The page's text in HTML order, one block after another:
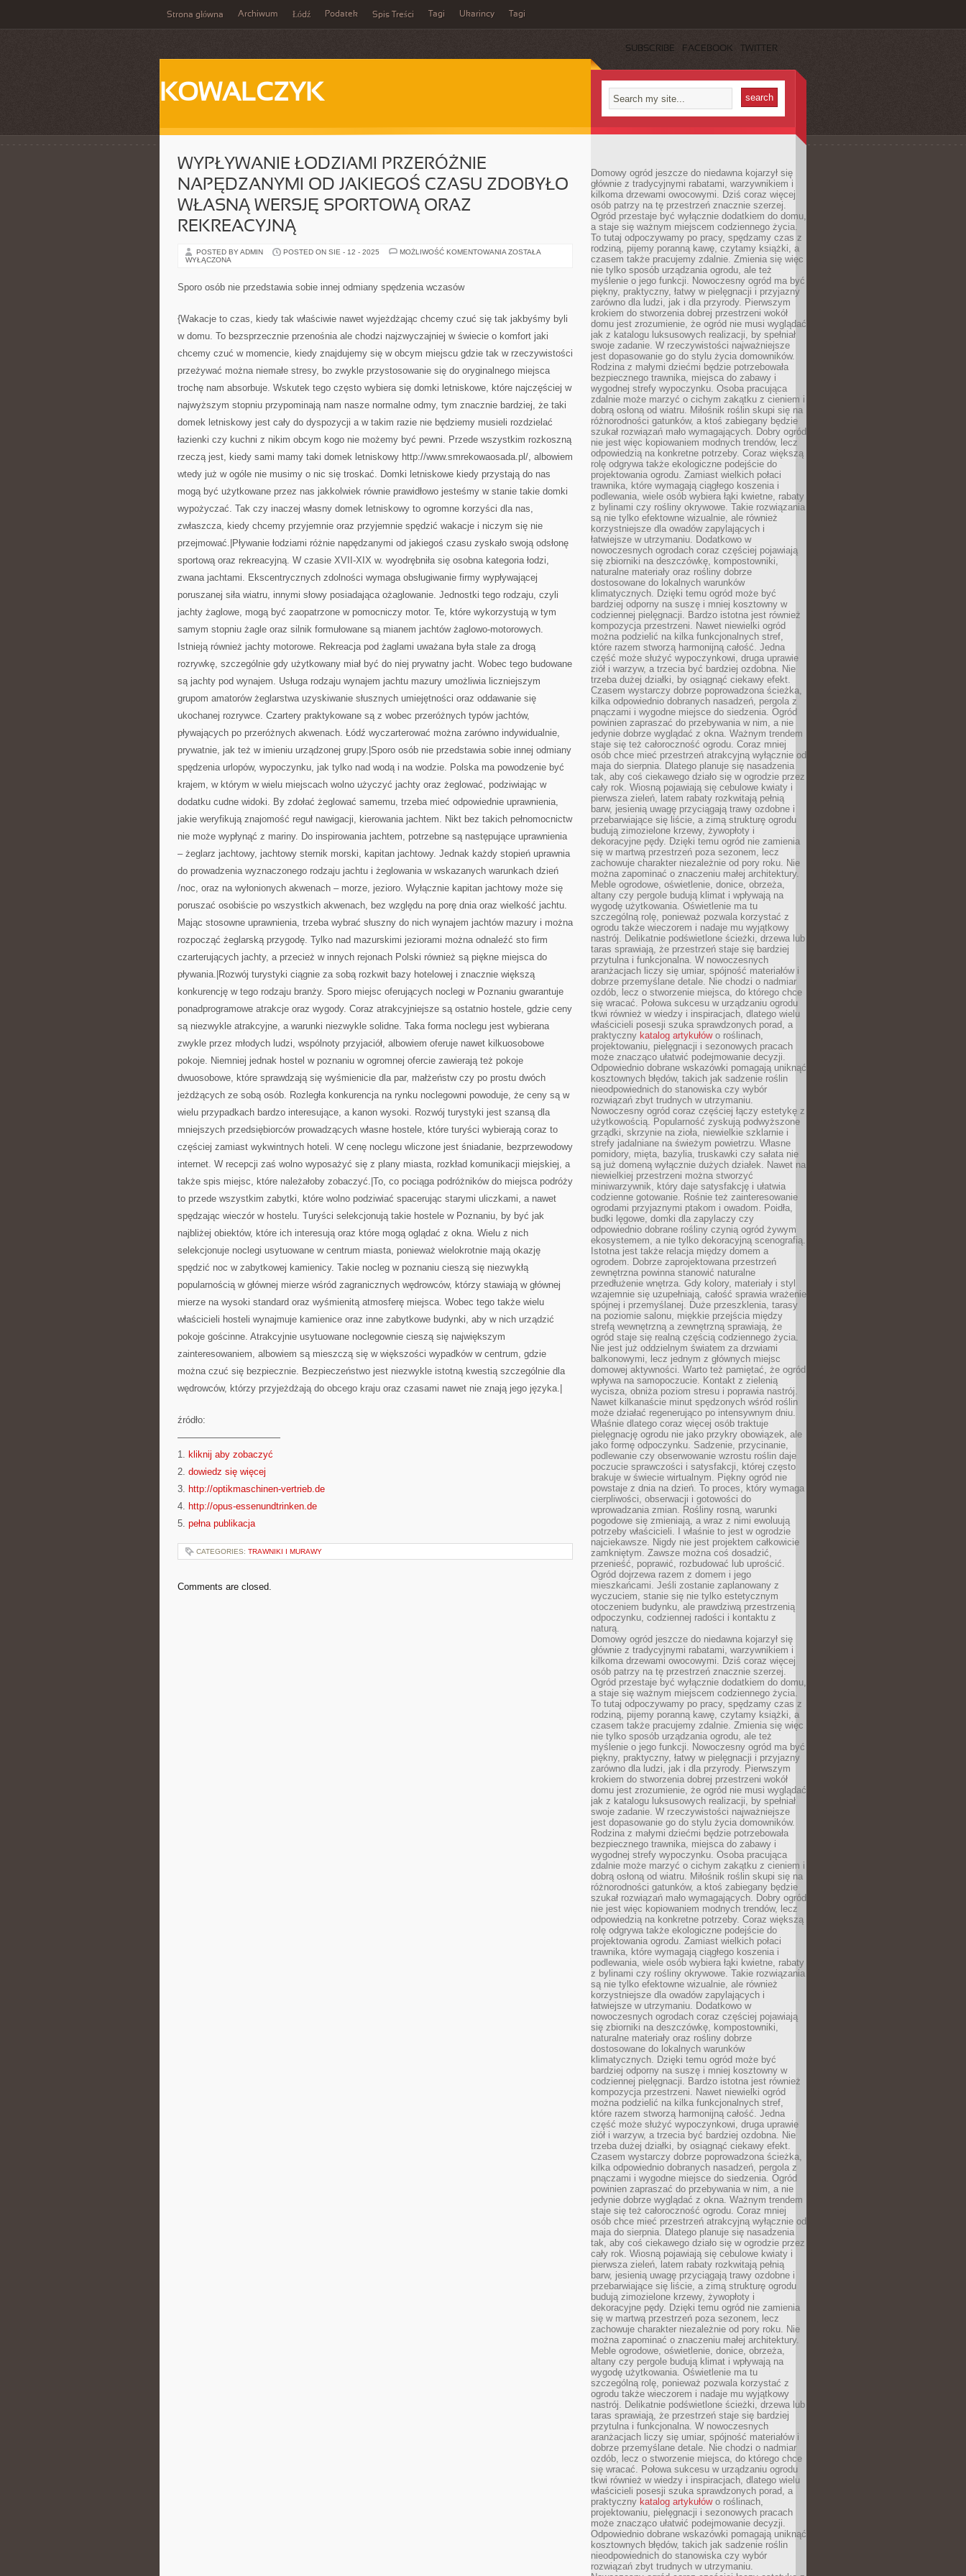
Strona główna Archiwum Łódź Podatek Spis Treści Tagi Ukarincy Tagi
SUBSCRIBE FACEBOOK TWITTER
KOWALCZYK
WYPŁYWANIE ŁODZIAMI PRZERÓŻNIE
NAPĘDZANYMI OD JAKIEGOŚ CZASU ZDOBYŁO
WŁASNĄ WERSJĘ SPORTOWĄ ORAZ
REKREACYJNĄ
POSTED BY ADMIN POSTED ON SIE - 12 - 2025 MOŻLIWOŚĆ KOMENTOWANIA WYPŁYWANIE
WŁASNĄ
WERSJĘ
ORAZ
ZOSTAŁA
WYŁĄCZONA
Sporo osób nie przedstawia sobie innej odmiany spędzenia wczasów
{Wakacje to czas, kiedy tak właściwie nawet wyjeżdżając chcemy czuć się tak jakbyśmy byli
w domu. To bezsprzecznie przenośnia ale chodzi najzwyczajniej w świecie o komfort jaki
chcemy czuć w momencie, kiedy znajdujemy się w obcym miejscu gdzie tak w rzeczywistości
przeżywać można niemałe stresy, bo zwykle przystosowanie się do oryginalnego miejsca
trochę nam absorbuje. Wskutek tego często wybiera się domki letniskowe, które najczęściej w
najwyższym stopniu przypominają nam nasze normalne odmy, tym znacznie bardziej, że taki
domek letniskowy jest cały do dyspozycji a w takim razie nie będziemy musieli rozdzielać
łazienki czy kuchni z nikim obcym kogo nie możemy być pewni. Przede wszystkim rozkoszną
rzeczą jest, kiedy sami mamy taki domek letniskowy http://www.smrekowaosada.pl/, albowiem
wtedy już w ogóle nie musimy o nic się troskać. Domki letniskowe kiedy przystają do nas
mogą być użytkowane przez nas jakkolwiek równie prawidłowo jesteśmy w stanie takie domki
wypożyczać. Tak czy inaczej własny domek letniskowy to ogromne korzyści dla nas,
zwłaszcza, kiedy chcemy przyjemnie oraz przyjemnie spędzić wakacje i niczym się nie
przejmować.|Pływanie łodziami różnie napędzanymi od jakiegoś czasu zyskało swoją odsłonę
sportową oraz rekreacyjną. W czasie XVII-XIX w. wyodrębniła się osobna kategoria łodzi,
zwana jachtami. Ekscentrycznych zdolności wymaga obsługiwanie firmy wypływającej
poruszanej siła wiatru, innymi słowy posiadająca ożaglowanie. Jednostki tego rodzaju, czyli
jachty żaglowe, mogą być zaopatrzone w pomocniczy motor. Te, które wykorzystują w tym
samym stopniu żagle oraz silnik formułowane są mianem jachtów żaglowo-motorowych.
Istnieją również jachty motorowe. Rekreacja pod żaglami uważana była stale za drogą
rozrywkę, szczególnie gdy użytkowany miał być do niej prywatny jacht. Wobec tego budowane
są jachty pod wynajem. Usługa rodzaju wynajem jachtu mazury umożliwia liczniejszym
grupom amatorów żeglarstwa uzyskiwanie słusznych umiejętności oraz oddawanie się
ukochanej rozrywce. Czartery praktykowane są z wobec przeróżnych typów jachtów,
pływających po przeróżnych akwenach. Łódź wyczarterować można zarówno indywidualnie,
prywatnie, jak też w imieniu urządzonej grupy.|Sporo osób nie przedstawia sobie innej odmiany
spędzenia urlopów, wypoczynku, jak tylko nad wodą i na wodzie. Polska ma powodzenie być
krajem, w którym w wielu miejscach wolno użyczyć jachty oraz żeglować, podziwiając w
dodatku cudne widoki. By zdołać żeglować samemu, trzeba mieć odpowiednie uprawnienia,
jakie weryfikują znajomość reguł nawigacji, kierowania jachtem. Nikt bez takich pełnomocnictw
nie może wypłynąć z mariny. Do inspirowania jachtem, potrzebne są następujące uprawnienia
– żeglarz jachtowy, jachtowy sternik morski, kapitan jachtowy. Jednak każdy stopień uprawnia
do prowadzenia wyznaczonego rodzaju jachtu i żeglowania w wskazanych warunkach dzień
/noc, oraz na wyłonionych akwenach – morze, jezioro. Wyłącznie kapitan jachtowy może się
poruszać osobiście po wszystkich akwenach, bez względu na porę dnia oraz wielkość jachtu.
Mając stosowne uprawnienia, trzeba wybrać słuszny do nich wynajem jachtów mazury i można
rozpocząć żeglarską przygodę. Tylko nad mazurskimi jeziorami można odnaleźć sto firm
czarterujących jachty, a przecież w innych rejonach Polski również są piękne miejsca do
pływania.|Rozwój turystyki ciągnie za sobą rozkwit bazy hotelowej i znacznie większą
konkurencję w tego rodzaju branży. Sporo miejsc oferujących noclegi w Poznaniu gwarantuje
ponadprogramowe atrakcje oraz wygody. Coraz atrakcyjniejsze są ostatnio hostele, gdzie ceny
są niezwykle atrakcyjne, a warunki niezwykle solidne. Taka forma noclegu jest wybierana
zwykle przez młodych ludzi, wspólnoty przyjaciół, albowiem oferuje nawet kilkuosobowe
pokoje. Niemniej jednak hostel w poznaniu w ogromnej ofercie zawierają też pokoje
dwuosobowe, które sprawdzają się wyśmienicie dla par, małżeństw czy po prostu dwóch
jeżdżących ze sobą osób. Rozległa konkurencja na rynku noclegowni powoduje, że ceny są w
wielu przypadkach bardzo interesujące, a kanon wysoki. Rozwój turystyki jest szansą dla
mniejszych przedsiębiorców prowadzących własne hostele, które turyści wybierają coraz to
częściej zamiast wykwintnych hoteli. W cenę noclegu wliczone jest śniadanie, bezprzewodowy
internet. W recepcji zaś wolno wyposażyć się z plany miasta, rozkład komunikacji miejskiej, a
także spis miejsc, które należałoby zobaczyć.|To, co pociąga podróżników do miejsca podróży
to przede wszystkim zabytki, które wolno podziwiać spacerując starymi uliczkami, a nawet
spędzając wieczór w hostelu. Turyści selekcjonują takie hostele w Poznaniu, by być jak
najbliżej obiektów, które ich interesują oraz które mogą oglądać z okna. Wielu z nich
selekcjonuje noclegi usytuowane w centrum miasta, ponieważ wielokrotnie mają okazję
spędzić noc w zabytkowej kamienicy. Takie nocleg w poznaniu cieszą się niezwykłą
popularnością w głównej mierze wśród zagranicznych wędrowców, którzy stawiają w głównej
mierze na wysoki standard oraz wyśmienitą atmosferę miejsca. Wobec tego także wielu
właścicieli hosteli wynajmuje kamienice oraz inne zabytkowe budynki, aby w nich urządzić
pokoje gościnne. Atrakcyjnie usytuowane noclegownie cieszą się największym
zainteresowaniem, albowiem są mieszczą się w większości wypadków w centrum, gdzie
można czuć się bezpiecznie. Bezpieczeństwo jest niezwykle istotną kwestią szczególnie dla
wędrowców, którzy przyjeżdżają do obcego kraju oraz czasami nawet nie znają jego języka.|
źródło:
———————————
1. kliknij aby zobaczyć
2. dowiedz się więcej
3. http://optikmaschinen-vertrieb.de
4. http://opus-essenundtrinken.de
5. pełna publikacja
CATEGORIES: TRAWNIKI I MURAWY
Comments are closed.
Domowy ogród jeszcze do niedawna kojarzył się
głównie z tradycyjnymi rabatami, warzywnikiem i
kilkoma drzewami owocowymi. Dziś coraz więcej
osób patrzy na tę przestrzeń znacznie szerzej.
Ogród przestaje być wyłącznie dodatkiem do domu,
a staje się ważnym miejscem codziennego życia.
To tutaj odpoczywamy po pracy, spędzamy czas z
rodziną, pijemy poranną kawę, czytamy książki, a
czasem także pracujemy zdalnie. Zmienia się więc
nie tylko sposób urządzania ogrodu, ale też
myślenie o jego funkcji. Nowoczesny ogród ma być
piękny, praktyczny, łatwy w pielęgnacji i przyjazny
zarówno dla ludzi, jak i dla przyrody. Pierwszym
krokiem do stworzenia dobrej przestrzeni wokół
domu jest zrozumienie, że ogród nie musi wyglądać
jak z katalogu luksusowych realizacji, by spełniał
swoje zadanie. W rzeczywistości najważniejsze
jest dopasowanie go do stylu życia domowników.
Rodzina z małymi dziećmi będzie potrzebowała
bezpiecznego trawnika, miejsca do zabawy i
wygodnej strefy wypoczynku. Osoba pracująca
zdalnie może marzyć o cichym zakątku z cieniem i
dobrą osłoną od wiatru. Miłośnik roślin skupi się na
różnorodności gatunków, a ktoś zabiegany będzie
szukał rozwiązań mało wymagających. Dobry ogród
nie jest więc kopiowaniem modnych trendów, lecz
odpowiedzią na konkretne potrzeby. Coraz większą
rolę odgrywa także ekologiczne podejście do
projektowania ogrodu. Zamiast wielkich połaci
trawnika, które wymagają ciągłego koszenia i
podlewania, wiele osób wybiera łąki kwietne, rabaty
z bylinami czy rośliny okrywowe. Takie rozwiązania
są nie tylko efektowne wizualnie, ale również
korzystniejsze dla owadów zapylających i
łatwiejsze w utrzymaniu. Dodatkowo w
nowoczesnych ogrodach coraz częściej pojawiają
się zbiorniki na deszczówkę, kompostowniki,
naturalne materiały oraz rośliny dobrze
dostosowane do lokalnych warunków
klimatycznych. Dzięki temu ogród może być
bardziej odporny na suszę i mniej kosztowny w
codziennej pielęgnacji. Bardzo istotna jest również
kompozycja przestrzeni. Nawet niewielki ogród
można podzielić na kilka funkcjonalnych stref,
które razem stworzą harmonijną całość. Jedna
część może służyć wypoczynkowi, druga uprawie
ziół i warzyw, a trzecia być bardziej ozdobna. Nie
trzeba dużej działki, by osiągnąć ciekawy efekt.
Czasem wystarczy dobrze poprowadzona ścieżka,
kilka odpowiednio dobranych nasadzeń, pergola z
pnączami i wygodne miejsce do siedzenia. Ogród
powinien zapraszać do przebywania w nim, a nie
jedynie dobrze wyglądać z okna. Ważnym trendem
staje się też całoroczność ogrodu. Coraz mniej
osób chce mieć przestrzeń atrakcyjną wyłącznie od
maja do sierpnia. Dlatego planuje się nasadzenia
tak, aby coś ciekawego działo się w ogrodzie przez
cały rok. Wiosną pojawiają się cebulowe kwiaty i
pierwsza zieleń, latem rabaty rozkwitają pełnią
barw, jesienią uwagę przyciągają trawy ozdobne i
przebarwiające się liście, a zimą strukturę ogrodu
budują zimozielone krzewy, żywopłoty i
dekoracyjne pędy. Dzięki temu ogród nie zamienia
się w martwą przestrzeń poza sezonem, lecz
zachowuje charakter niezależnie od pory roku. Nie
można zapominać o znaczeniu małej architektury.
Meble ogrodowe, oświetlenie, donice, obrzeża,
altany czy pergole budują klimat i wpływają na
wygodę użytkowania. Oświetlenie ma tu
szczególną rolę, ponieważ pozwala korzystać z
ogrodu także wieczorem i nadaje mu wyjątkowy
nastrój. Delikatnie podświetlone ścieżki, drzewa lub
taras sprawiają, że przestrzeń staje się bardziej
przytulna i funkcjonalna. W nowoczesnych
aranżacjach liczy się umiar, spójność materiałów i
dobrze przemyślane detale. Nie chodzi o nadmiar
ozdób, lecz o stworzenie miejsca, do którego chce
się wracać. Połowa sukcesu w urządzaniu ogrodu
tkwi również w wiedzy i inspiracjach, dlatego wielu
właścicieli posesji szuka sprawdzonych porad, a
praktyczny katalog artykułówo roślinach,
projektowaniu, pielęgnacji i sezonowych pracach
może znacząco ułatwić podejmowanie decyzji.
Odpowiednio dobrane wskazówki pomagają uniknąć
kosztownych błędów, takich jak sadzenie roślin
nieodpowiednich do stanowiska czy wybór
rozwiązań zbyt trudnych w utrzymaniu.
Nowoczesny ogród coraz częściej łączy estetykę z
użytkowością. Popularność zyskują podwyższone
grządki, skrzynie na zioła, niewielkie szklarnie i
strefy jadalniane na świeżym powietrzu. Własne
pomidory, mięta, bazylia, truskawki czy sałata nie
są już domeną wyłącznie dużych działek. Nawet na
niewielkiej przestrzeni można stworzyć
miniwarzywnik, który daje satysfakcję i ułatwia
codzienne gotowanie. Rośnie też zainteresowanie
ogrodami przyjaznymi ptakom i owadom. Poidła,
budki lęgowe, domki dla zapylaczy czy
odpowiednio dobrane rośliny czynią ogród żywym
ekosystemem, a nie tylko dekoracyjną scenografią.
Istotna jest także relacja między domem a
ogrodem. Dobrze zaprojektowana przestrzeń
zewnętrzna powinna stanowić naturalne
przedłużenie wnętrza. Gdy kolory, materiały i styl
wzajemnie się uzupełniają, całość sprawia wrażenie
spójnej i przemyślanej. Duże przeszklenia, tarasy
na poziomie salonu, miękkie przejścia między
strefą wewnętrzną a zewnętrzną sprawiają, że
ogród staje się realną częścią codziennego życia.
Nie jest już oddzielnym światem za drzwiami
balkonowymi, lecz jednym z głównych miejsc
domowej aktywności. Warto też pamiętać, że ogród
wpływa na samopoczucie. Kontakt z zielenią
wycisza, obniża poziom stresu i poprawia nastrój.
Nawet kilkanaście minut spędzonych wśród roślin
może działać regenerująco po intensywnym dniu.
Właśnie dlatego coraz więcej osób traktuje
pielęgnację ogrodu nie jako przykry obowiązek, ale
jako formę odpoczynku. Sadzenie, przycinanie,
podlewanie czy obserwowanie wzrostu roślin daje
poczucie sprawczości i satysfakcji, której często
brakuje w świecie wirtualnym. Piękny ogród nie
powstaje z dnia na dzień. To proces, który wymaga
cierpliwości, obserwacji i gotowości do
wprowadzania zmian. Rośliny rosną, warunki
pogodowe się zmieniają, a wraz z nimi ewoluują
potrzeby właścicieli. I właśnie to jest w ogrodzie
najciekawsze. Nigdy nie jest projektem całkowicie
zamkniętym. Zawsze można coś dosadzić,
przenieść, poprawić, rozbudować lub uprościć.
Ogród dojrzewa razem z domem i jego
mieszkańcami. Jeśli zostanie zaplanowany z
wyczuciem, stanie się nie tylko estetycznym
otoczeniem budynku, ale prawdziwą przestrzenią
odpoczynku, codziennej radości i kontaktu z
naturą.
Domowy ogród jeszcze do niedawna kojarzył się
głównie z tradycyjnymi rabatami, warzywnikiem i
kilkoma drzewami owocowymi. Dziś coraz więcej
osób patrzy na tę przestrzeń znacznie szerzej.
Ogród przestaje być wyłącznie dodatkiem do domu,
a staje się ważnym miejscem codziennego życia.
To tutaj odpoczywamy po pracy, spędzamy czas z
rodziną, pijemy poranną kawę, czytamy książki, a
czasem także pracujemy zdalnie. Zmienia się więc
nie tylko sposób urządzania ogrodu, ale też
myślenie o jego funkcji. Nowoczesny ogród ma być
piękny, praktyczny, łatwy w pielęgnacji i przyjazny
zarówno dla ludzi, jak i dla przyrody. Pierwszym
krokiem do stworzenia dobrej przestrzeni wokół
domu jest zrozumienie, że ogród nie musi wyglądać
jak z katalogu luksusowych realizacji, by spełniał
swoje zadanie. W rzeczywistości najważniejsze
jest dopasowanie go do stylu życia domowników.
Rodzina z małymi dziećmi będzie potrzebowała
bezpiecznego trawnika, miejsca do zabawy i
wygodnej strefy wypoczynku. Osoba pracująca
zdalnie może marzyć o cichym zakątku z cieniem i
dobrą osłoną od wiatru. Miłośnik roślin skupi się na
różnorodności gatunków, a ktoś zabiegany będzie
szukał rozwiązań mało wymagających. Dobry ogród
nie jest więc kopiowaniem modnych trendów, lecz
odpowiedzią na konkretne potrzeby. Coraz większą
rolę odgrywa także ekologiczne podejście do
projektowania ogrodu. Zamiast wielkich połaci
trawnika, które wymagają ciągłego koszenia i
podlewania, wiele osób wybiera łąki kwietne, rabaty
z bylinami czy rośliny okrywowe. Takie rozwiązania
są nie tylko efektowne wizualnie, ale również
korzystniejsze dla owadów zapylających i
łatwiejsze w utrzymaniu. Dodatkowo w
nowoczesnych ogrodach coraz częściej pojawiają
się zbiorniki na deszczówkę, kompostowniki,
naturalne materiały oraz rośliny dobrze
dostosowane do lokalnych warunków
klimatycznych. Dzięki temu ogród może być
bardziej odporny na suszę i mniej kosztowny w
codziennej pielęgnacji. Bardzo istotna jest również
kompozycja przestrzeni. Nawet niewielki ogród
można podzielić na kilka funkcjonalnych stref,
które razem stworzą harmonijną całość. Jedna
część może służyć wypoczynkowi, druga uprawie
ziół i warzyw, a trzecia być bardziej ozdobna. Nie
trzeba dużej działki, by osiągnąć ciekawy efekt.
Czasem wystarczy dobrze poprowadzona ścieżka,
kilka odpowiednio dobranych nasadzeń, pergola z
pnączami i wygodne miejsce do siedzenia. Ogród
powinien zapraszać do przebywania w nim, a nie
jedynie dobrze wyglądać z okna. Ważnym trendem
staje się też całoroczność ogrodu. Coraz mniej
osób chce mieć przestrzeń atrakcyjną wyłącznie od
maja do sierpnia. Dlatego planuje się nasadzenia
tak, aby coś ciekawego działo się w ogrodzie przez
cały rok. Wiosną pojawiają się cebulowe kwiaty i
pierwsza zieleń, latem rabaty rozkwitają pełnią
barw, jesienią uwagę przyciągają trawy ozdobne i
przebarwiające się liście, a zimą strukturę ogrodu
budują zimozielone krzewy, żywopłoty i
dekoracyjne pędy. Dzięki temu ogród nie zamienia
się w martwą przestrzeń poza sezonem, lecz
zachowuje charakter niezależnie od pory roku. Nie
można zapominać o znaczeniu małej architektury.
Meble ogrodowe, oświetlenie, donice, obrzeża,
altany czy pergole budują klimat i wpływają na
wygodę użytkowania. Oświetlenie ma tu
szczególną rolę, ponieważ pozwala korzystać z
ogrodu także wieczorem i nadaje mu wyjątkowy
nastrój. Delikatnie podświetlone ścieżki, drzewa lub
taras sprawiają, że przestrzeń staje się bardziej
przytulna i funkcjonalna. W nowoczesnych
aranżacjach liczy się umiar, spójność materiałów i
dobrze przemyślane detale. Nie chodzi o nadmiar
ozdób, lecz o stworzenie miejsca, do którego chce
się wracać. Połowa sukcesu w urządzaniu ogrodu
tkwi również w wiedzy i inspiracjach, dlatego wielu
właścicieli posesji szuka sprawdzonych porad, a
praktyczny katalog artykułówo roślinach,
projektowaniu, pielęgnacji i sezonowych pracach
może znacząco ułatwić podejmowanie decyzji.
Odpowiednio dobrane wskazówki pomagają uniknąć
kosztownych błędów, takich jak sadzenie roślin
nieodpowiednich do stanowiska czy wybór
rozwiązań zbyt trudnych w utrzymaniu.